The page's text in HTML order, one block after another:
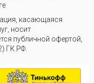
касающаяся
носит
публичной офертой,
ГК РФ.